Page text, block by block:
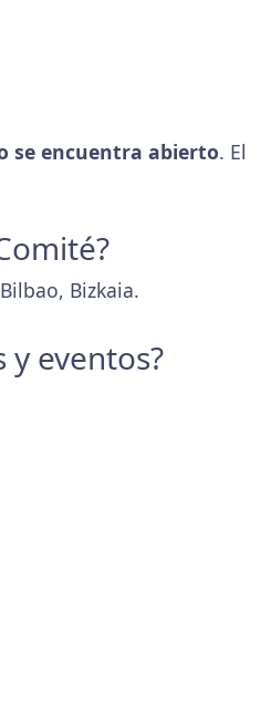
se encuentra abierto. El
Bizkaia.
eventos?